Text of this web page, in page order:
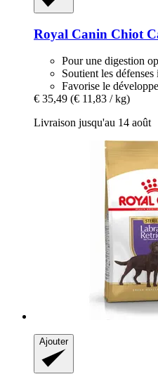
Royal Canin Chiot
Pour une digestion
Soutient les
Favorise le
€ 35,49 (€ 11,83 / kg)
Livraison jusqu'au 14 août
Ajouter